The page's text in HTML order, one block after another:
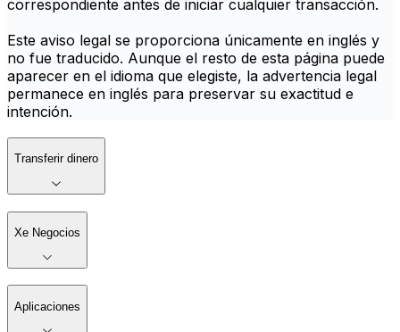
correspondiente antes de iniciar cualquier transacción.
Este aviso legal se proporciona únicamente en inglés y
no fue traducido. Aunque el resto de esta página puede
aparecer en el idioma que elegiste, la advertencia legal
permanece en inglés para preservar su exactitud e
intención.
Transferir dinero
Xe Negocios
Aplicaciones